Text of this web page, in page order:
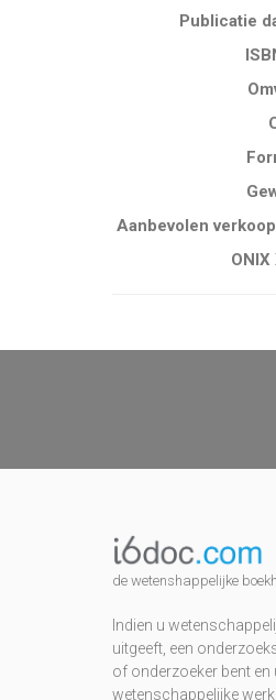
Publicatie
Aanbevolen
ONIX
de wetenshappelijke
Indien u
uitgeeft, een
of onderzoeker bent en
wetenschappelijke